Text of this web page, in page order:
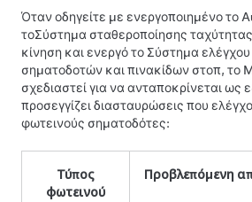
Όταν οδηγείτε με ενεργοποιημένο το
τοΣύστημα σταθεροποίησης
κίνηση και ενεργό το Σύστημα
σηματοδοτών και πινακίδων στοπ, το
σχεδιαστεί για να ανταποκρίνεται ως
προσεγγίζει διασταυρώσεις που
φωτεινούς σηματοδότες:
Τύπος
φωτεινού
Προβλεπόμενη